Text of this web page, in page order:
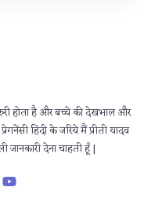
होता है और बच्चे की देखभाल और
हिंदी के जरिये मैं प्रीती यादव
देना चाहती हूँ |